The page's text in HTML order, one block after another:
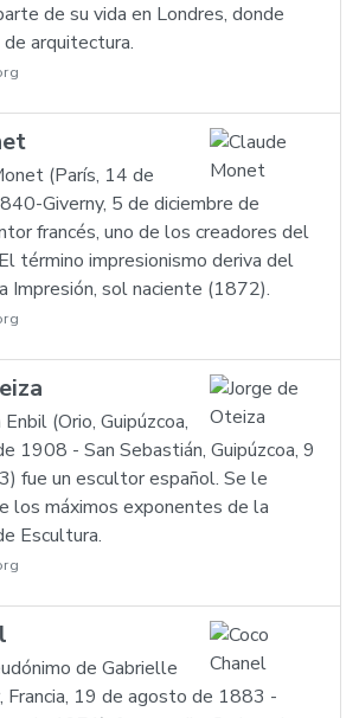
de su vida en Londres, donde
arquitectura.
(París, 14 de
Giverny, 5 de diciembre de
francés, uno de los creadores del
término impresionismo deriva del
Impresión, sol naciente (1872).
(Orio, Guipúzcoa,
1908 - San Sebastián, Guipúzcoa, 9
fue un escultor español. Se le
los máximos exponentes de la
Escultura.
de Gabrielle
Francia, 19 de agosto de 1883 -